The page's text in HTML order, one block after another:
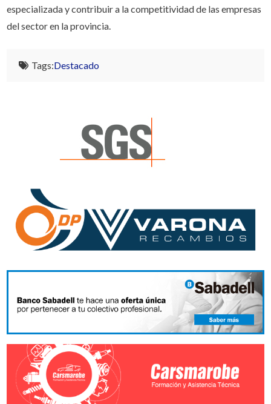
especializada y contribuir a la competitividad de las empresas
del sector en la provincia.
Tags:Destacado